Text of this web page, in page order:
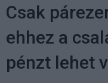
Csak
ehhez a
pénzt lehet